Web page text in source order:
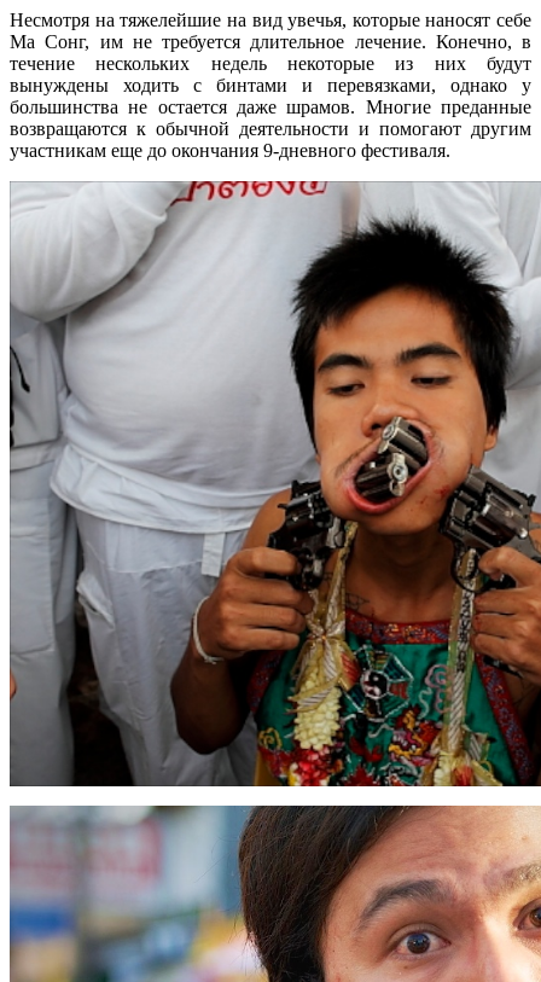
Несмотря на тяжелейшие на вид увечья, которые наносят себе
Ма Сонг, им не требуется длительное лечение. Конечно, в
течение нескольких недель некоторые из них будут
вынуждены ходить с бинтами и перевязками, однако у
большинства не остается даже шрамов. Многие преданные
возвращаются к обычной деятельности и помогают другим
участникам еще до окончания 9-дневного фестиваля.